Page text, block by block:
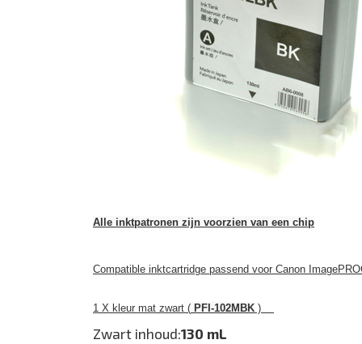
Alle inktpatronen zijn voorzien van een chip
Compatible inktcartridge passend voor Canon
1 X kleur mat zwart ( PFI-102MBK )
Zwart inhoud:130 mL